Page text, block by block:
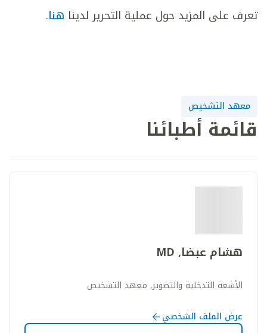
تعرف على المزيد حول عملية التحرير لدينا هنا.
معهد التشخيص
قائمة أطبائنا
هشام عبضا, MD
الأشعة التدخلية والتصوير, معهد التشخيص
عرض الملف الشخصي